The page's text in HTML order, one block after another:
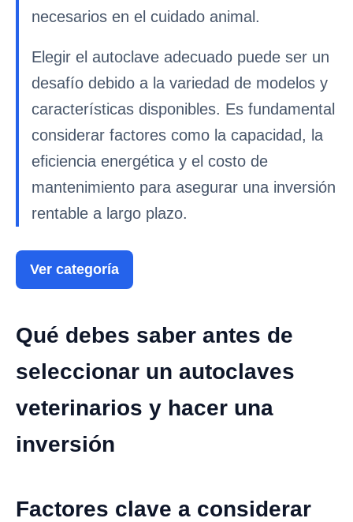
necesarios en el cuidado animal.
Elegir el autoclave adecuado puede ser un
desafío debido a la variedad de modelos y
características disponibles. Es fundamental
considerar factores como la capacidad, la
eficiencia energética y el costo de
mantenimiento para asegurar una inversión
rentable a largo plazo.
Ver categoría
Qué debes saber antes de
seleccionar un autoclaves
veterinarios y hacer una
inversión
Factores clave a considerar